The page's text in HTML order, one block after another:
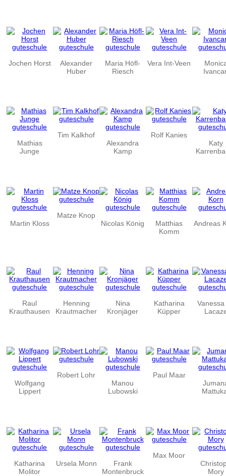
Jochen Horst
Alexander
Huber
Maria Höfl-
Riesch
Vera Int-Veen
Mathias
Junge
Tim Kalkhof
Alexandra
Kamp
Rolf Kanies
Katy
Martin Kloss
Matze Knop
Nicolas König
Matthias
Komm
Andreas
Raul
Krauthausen
Henning
Krautmacher
Nina
Kronjäger
Katharina
Küpper
Vanessa
Wolfgang
Lippert
Robert Lohr
Manou
Lubowski
Paul Maar
Katharina
Molitor
Ursela Monn
Frank
Montenbruck
Max Moor
Mory